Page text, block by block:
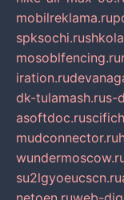
mobilreklama.ru
spksochi.ru
mosoblfencing.ru
iration.ru
dk-tulamash.rus-
asoftdoc.ru
mudconnector.ru
su2lgyoeucscn.ru